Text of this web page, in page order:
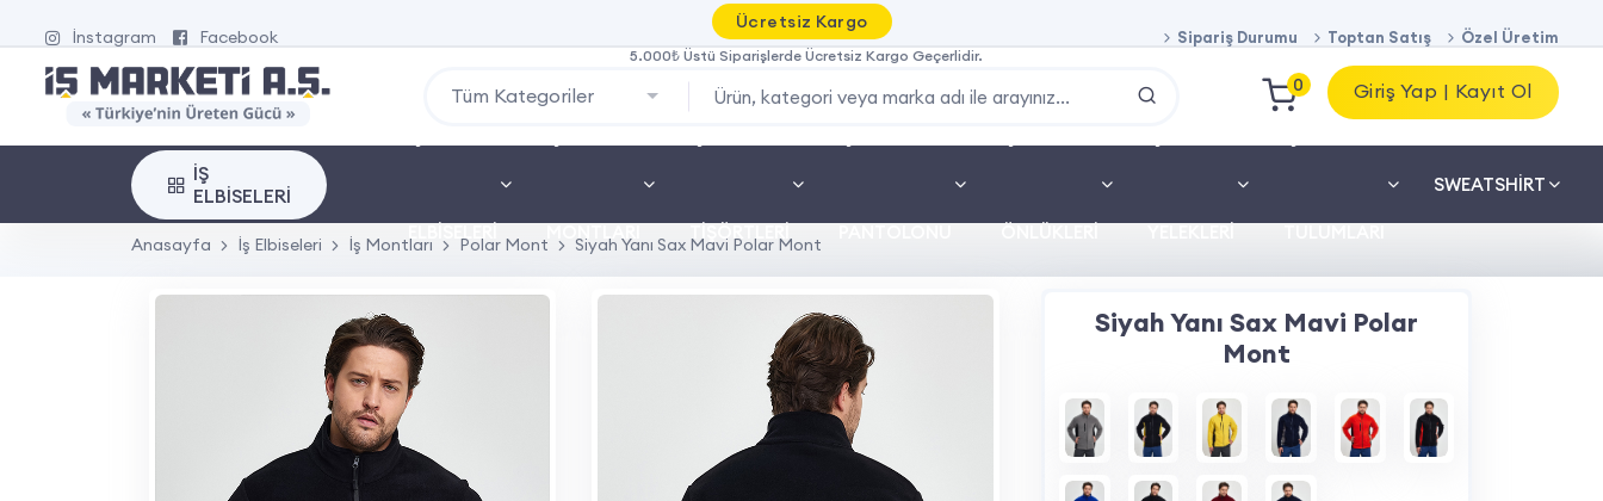
İnstagram Facebook
Ücretsiz Kargo
5.000₺ Üstü Siparişlerde Ücretsiz Kargo Geçerlidir.
Sipariş Durumu Toptan Satış Özel Üretim
Tüm Kategoriler 0 Giriş Yap | Kayıt Ol
İŞ
ELBISELERI
SWEATSHIRT
Anasayfa İş Elbiseleri İş Montları Polar Mont Siyah Yanı Sax Mavi Polar Mont
Siyah Yanı Sax Mavi Polar
Mont